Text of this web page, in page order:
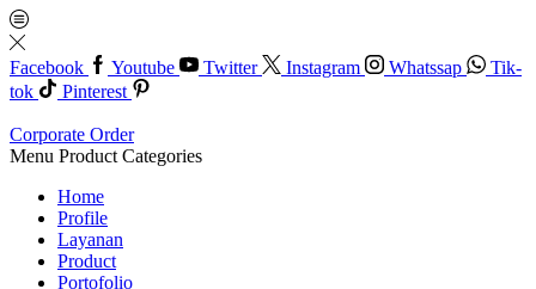
Facebook Youtube Twitter Instagram Whatssap
Tik-
tok
Pinterest
Corporate Order
Menu Product Categories
Home
Profile
Layanan
Product
Portofolio